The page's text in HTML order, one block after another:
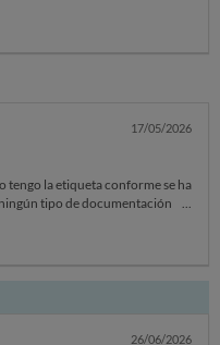
momento y me
he dejado el tiempo que
17/05/2026
tengo la etiqueta conforme se ha
tipo de documentación
y el contrato de
26/06/2026